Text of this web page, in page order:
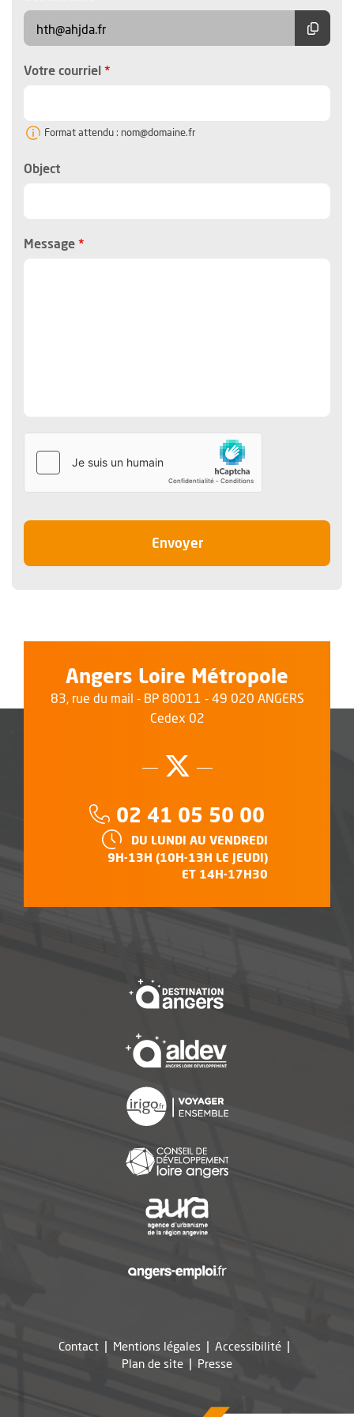
hth@ahjda.fr
Votre courriel, champ obligatoire
Format attendu : nom@domaine.fr
Object
Message, champ obligatoire
Envoyerle message
Angers Loire Métropole
83, rue du mail - BP 80011 - 49 020 ANGERS
Cedex 02
Suivez-nous
, Ouvre une
Téléphone :
02 41 05 50 00
HORAIRES :
DU LUNDI AU VENDREDI
9H-13H (10H-13H LE JEUDI)
ET 14H-17H30
Contact Mentions légales
Accessibilité
Plan de site
Presse, Ouvre une nouvelle